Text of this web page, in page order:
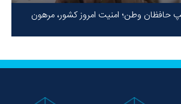
حافظان وطن؛ امنیت امروز کشور، مرهون